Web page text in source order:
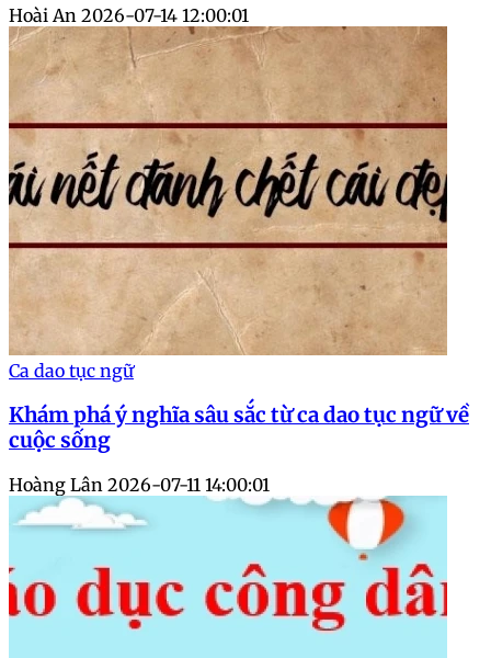
Hoài An 2026-07-14 12:00:01
Ca dao tục ngữ
Khám phá ý nghĩa sâu sắc từ ca dao tục ngữ về
cuộc sống
Hoàng Lân 2026-07-11 14:00:01